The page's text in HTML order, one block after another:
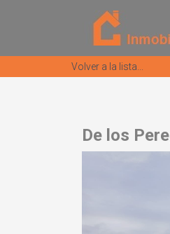
Volver a la lista...
De los